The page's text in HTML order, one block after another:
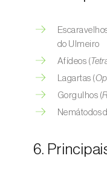
do Ulmeiro
Afídeos (
Lagartas (
Gorgulhos (
Nemátodos
6.